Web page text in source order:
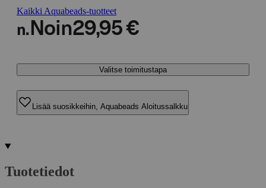
Kaikki Aquabeads-tuotteet
n. Noin29,95 €
Valitse toimitustapa
Lisää suosikkeihin, Aquabeads Aloitussalkku
Tuotetiedot